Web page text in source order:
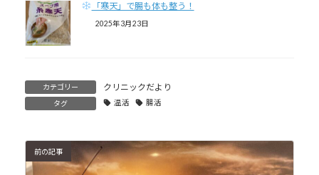
「寒天」で腸も体も整う！
2025年3月23日
カテゴリー クリニックだより
タグ 温活 腸活
前の記事